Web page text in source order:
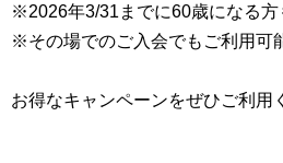
※2026年3/31までに60歳になる方
※その場でのご入会でもご利用可
お得なキャンペーンをぜひご利用